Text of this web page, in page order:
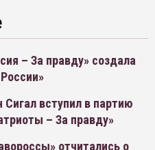
– За правду» создала
Сигал вступил в партию
– За правду»
отчитались о